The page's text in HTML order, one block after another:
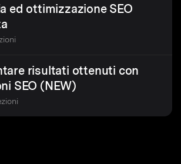
ed ottimizzazione SEO
risultati ottenuti con
SEO (NEW)